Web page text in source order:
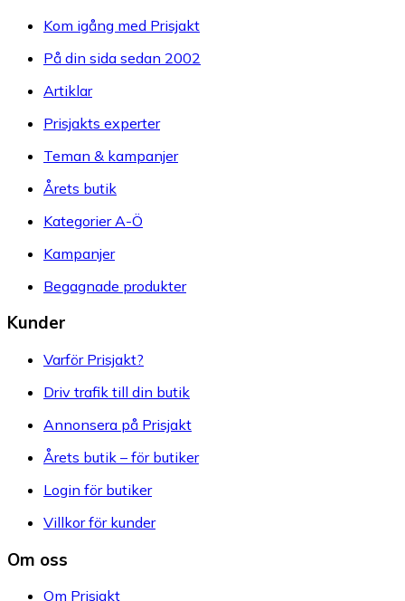
Kom igång med Prisjakt
På din sida sedan 2002
Artiklar
Prisjakts experter
Teman & kampanjer
Årets butik
Kategorier A-Ö
Kampanjer
Begagnade produkter
Kunder
Varför Prisjakt?
Driv trafik till din butik
Annonsera på Prisjakt
Årets butik – för butiker
Login för butiker
Villkor för kunder
Om oss
Om Prisjakt